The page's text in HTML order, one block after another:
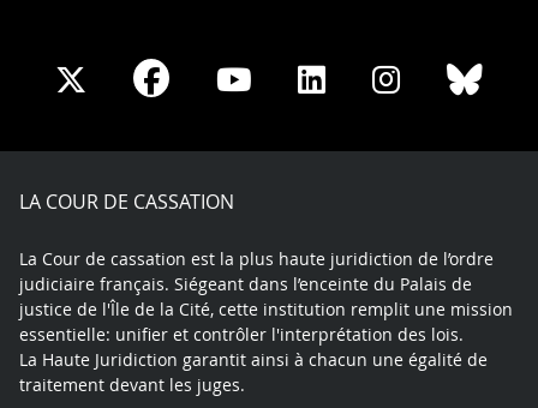
Share
X
Share
Facebook
Share
Youtube
Share
LinkedIn
Share
Instagram
LA COUR DE CASSATION
La Cour de cassation est la plus haute juridiction de l’ordre
judiciaire français. Siégeant dans l’enceinte du Palais de
justice de l'Île de la Cité, cette institution remplit une mission
essentielle: unifier et contrôler l'interprétation des lois.
La Haute Juridiction garantit ainsi à chacun une égalité de
traitement devant les juges.